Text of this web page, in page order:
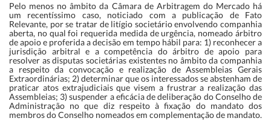
Pelo menos no âmbito da Câmara de Arbitragem do Mercado há
um recentíssimo caso, noticiado com a publicação de Fato
Relevante, por se tratar de litígio societário envolvendo companhia
aberta, no qual foi requerida medida de urgência, nomeado árbitro
de apoio e proferida a decisão em tempo hábil para: 1) reconhecer a
jurisdição arbitral e a competência do árbitro de apoio para
resolver as disputas societárias existentes no âmbito da companhia
a respeito da convocação e realização de Assembleias Gerais
Extraordinárias; 2) determinar que os interessados se abstenham de
praticar atos extrajudiciais que visem a frustrar a realização das
Assembleias; 3) suspender a eficácia de deliberação do Conselho de
Administração no que diz respeito à fixação do mandato dos
membros do Conselho nomeados em complementação de mandato.